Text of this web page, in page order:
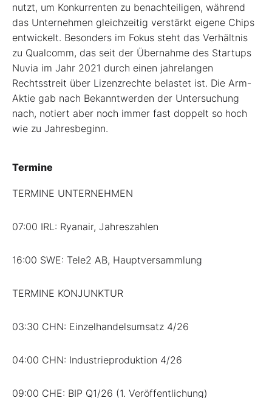
nutzt, um Konkurrenten zu benachteiligen, während
das Unternehmen gleichzeitig verstärkt eigene Chips
entwickelt. Besonders im Fokus steht das Verhältnis
zu Qualcomm, das seit der Übernahme des Startups
Nuvia im Jahr 2021 durch einen jahrelangen
Rechtsstreit über Lizenzrechte belastet ist. Die Arm-
Aktie gab nach Bekanntwerden der Untersuchung
nach, notiert aber noch immer fast doppelt so hoch
wie zu Jahresbeginn.
Termine
TERMINE UNTERNEHMEN
07:00 IRL: Ryanair, Jahreszahlen
16:00 SWE: Tele2 AB, Hauptversammlung
TERMINE KONJUNKTUR
03:30 CHN: Einzelhandelsumsatz 4/26
04:00 CHN: Industrieproduktion 4/26
09:00 CHE: BIP Q1/26 (1. Veröffentlichung)